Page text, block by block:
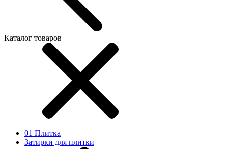
Каталог товаров
01 Плитка
Затирки для плитки